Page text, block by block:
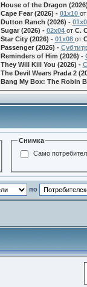
House of the Dragon
Cape Fear (2026) - 01x10 от
Dutton Ranch (2026) -
Sugar (2026) - 02x04 от С.
Star City (2026) - 01x08 от
Passenger (2026) -
Reminders of Him (2026) -
They Will Kill You (2026) -
The Devil Wears Prada 2
Bang My Box: The Robin
Снимка
Само
по